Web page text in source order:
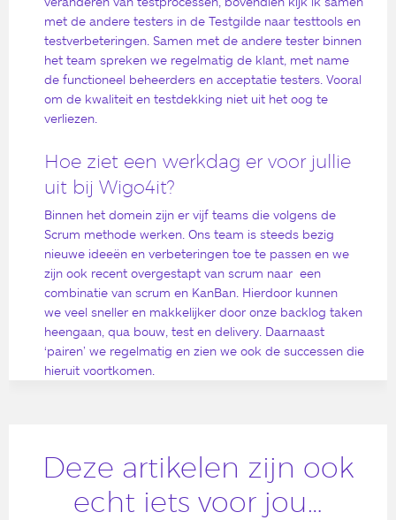
met de andere testers in de Testgilde naar testtools en
testverbeteringen. Samen met de andere tester binnen
het team spreken we regelmatig de klant, met name
de functioneel beheerders en acceptatie testers. Vooral
om de kwaliteit en testdekking niet uit het oog te
verliezen.
Hoe ziet een werkdag er voor jullie
uit bij Wigo4it?
Binnen het domein zijn er vijf teams die volgens de
Scrum methode werken. Ons team is steeds bezig
nieuwe ideeën en verbeteringen toe te passen en we
zijn ook recent overgestapt van scrum naar een
combinatie van scrum en KanBan. Hierdoor kunnen
we veel sneller en ​makkelijker door onze backlog taken
heengaan, qua bouw, test en delivery. Daarnaast
‘pairen’ we regelmatig en zien we ook de successen die
hieruit voortkomen.
Deze artikelen zijn ook
echt iets voor jou…